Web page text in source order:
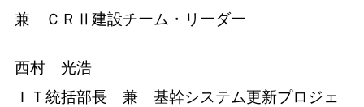
兼 ＣＲⅡ建設チーム・リーダー
西村 光浩
ＩＴ統括部長 兼 基幹システム更新プロジェ